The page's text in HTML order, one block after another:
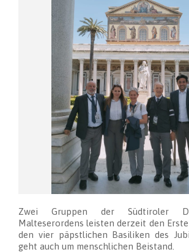
Zwei Gruppen der Südtiroler
Malteserordens leisten derzeit den
den vier päpstlichen Basiliken des
geht auch um menschlichen Beistand.